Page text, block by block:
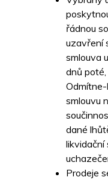
řádnou
uzavření
smlouva
dnů
smlouvu
dané
likvidační
Prodeje